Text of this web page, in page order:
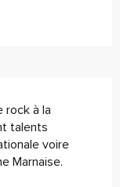
rock à la
talents
voire
Marnaise.